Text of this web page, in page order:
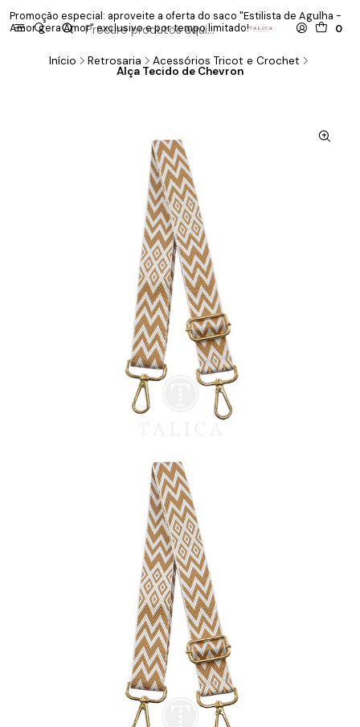
0
Promoção especial: aproveite a oferta do saco "Estilista de Agulha -
Amor gera Amor" exclusivo e por tempo limitado!
Início Retrosaria Acessórios Tricot e Crochet
Alça Tecido de Chevron